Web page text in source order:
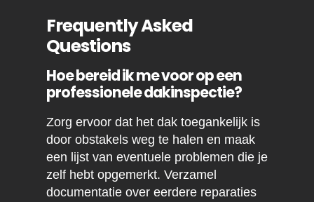
Frequently Asked
Questions
Hoe bereid ik me voor op een
professionele dakinspectie?
Zorg ervoor dat het dak toegankelijk is
door obstakels weg te halen en maak
een lijst van eventuele problemen die je
zelf hebt opgemerkt. Verzamel
documentatie over eerdere reparaties